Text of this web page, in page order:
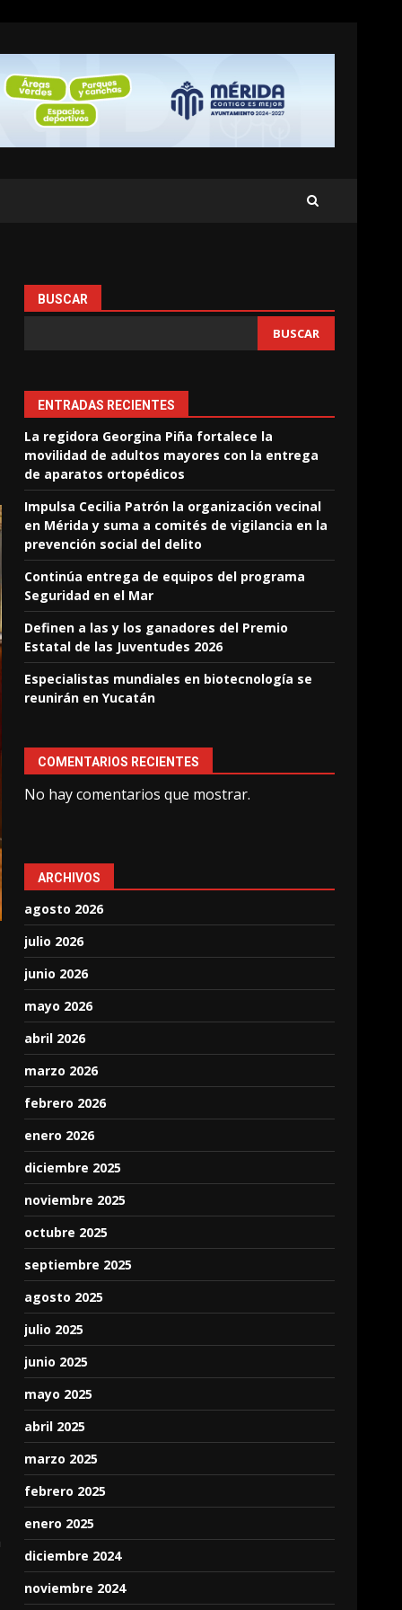
BUSCAR
BUSCAR
ENTRADAS RECIENTES
La regidora Georgina Piña fortalece la
movilidad de adultos mayores con la entrega
de aparatos ortopédicos
Impulsa Cecilia Patrón la organización vecinal
en Mérida y suma a comités de vigilancia en la
prevención social del delito
Continúa entrega de equipos del programa
Seguridad en el Mar
Definen a las y los ganadores del Premio
Estatal de las Juventudes 2026
Especialistas mundiales en biotecnología se
reunirán en Yucatán
COMENTARIOS RECIENTES
No hay comentarios que mostrar.
ARCHIVOS
agosto 2026
julio 2026
junio 2026
mayo 2026
abril 2026
marzo 2026
febrero 2026
enero 2026
diciembre 2025
noviembre 2025
octubre 2025
septiembre 2025
agosto 2025
julio 2025
junio 2025
mayo 2025
abril 2025
marzo 2025
febrero 2025
enero 2025
diciembre 2024
noviembre 2024